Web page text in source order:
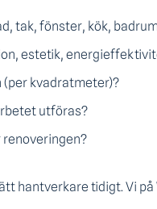
tak, fönster, kök,
estetik,
(per kvadratmeter)?
utföras?
renoveringen?
hantverkare tidigt. Vi